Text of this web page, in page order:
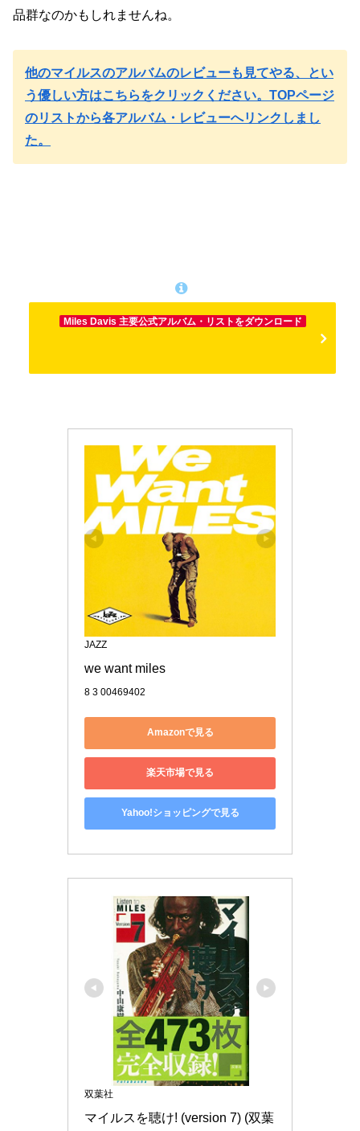
品群なのかもしれませんね。
他のマイルスのアルバムのレビューも見てやる、とい
う優しい方はこちらをクリックください。TOPページ
のリストから各アルバム・レビューへリンクしまし
た。
Miles Davis 主要公式アルバム・リストをダウンロード
JAZZ
we want miles
8 3 00469402
Amazonで見る
楽天市場で見る
Yahoo!ショッピングで見る
双葉社
マイルスを聴け! (version 7) (双葉